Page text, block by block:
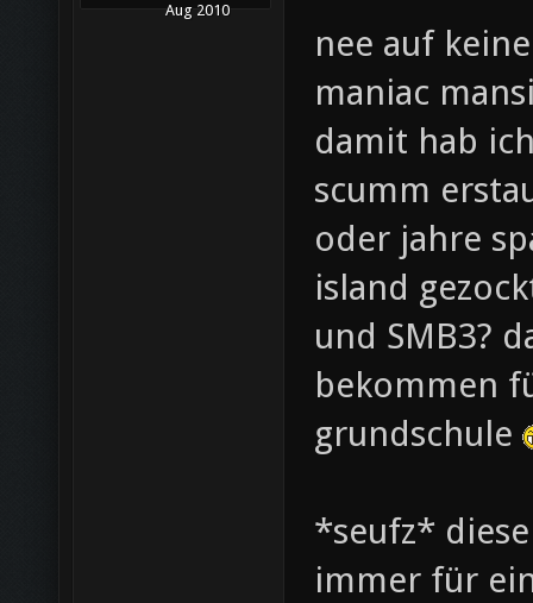
Aug 2010
nee auf
maniac
damit hab
scumm
oder jahre
island
und SMB3?
bekommen
grundschule
*seufz*
immer für